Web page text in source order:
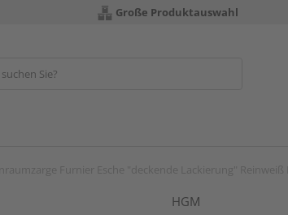
Große Produktauswahl
HGM